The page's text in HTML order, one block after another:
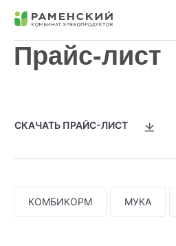
Прайс-лист
СКАЧАТЬ ПРАЙС-ЛИСТ
КОМБИКОРМ МУКА
МУКА